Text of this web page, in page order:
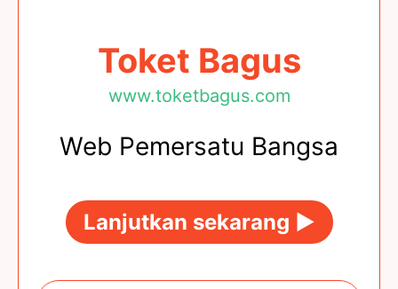
Toket Bagus
www.toketbagus.com
Web Pemersatu Bangsa
Lanjutkan sekarang ►